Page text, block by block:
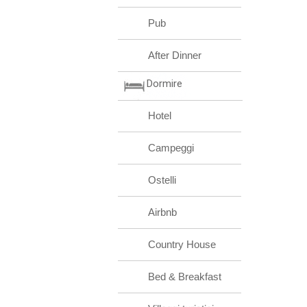
Pub
After Dinner
Dormire
Hotel
Campeggi
Ostelli
Airbnb
Country House
Bed & Breakfast